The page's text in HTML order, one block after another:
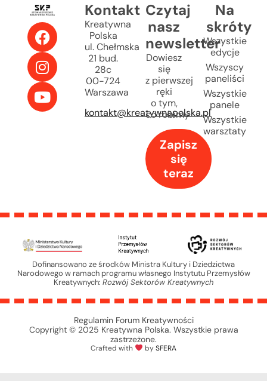
Kontakt
Kreatywna
Polska
ul. Chełmska
21 bud.
28c
00-724
Warszawa
kontakt@kreatywnapolska.pl
Czytaj
nasz
newsletter
Dowiesz
się
z pierwszej
ręki
o tym,
co robimy
Zapisz
się
teraz
Na
skróty
Wszystkie
edycje
Wszyscy
paneliści
Wszystkie
panele
Wszystkie
warsztaty
Dofinansowano ze środków Ministra Kultury i Dziedzictwa
Narodowego w ramach programu własnego Instytutu Przemysłów
Kreatywnych: Rozwój Sektorów Kreatywnych
Regulamin Forum Kreatywności
Copyright © 2025 Kreatywna Polska. Wszystkie prawa
zastrzeżone.
Crafted with bySFERA